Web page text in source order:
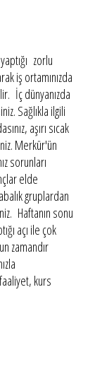
zorlu
iş ortamınızda
İç dünyanızda
Sağlıkla ilgili
aşırı sıcak
Merkür'ün
sorunları
elde
gruplardan
Haftanın sonu
açı ile çok
zamandır
kurs